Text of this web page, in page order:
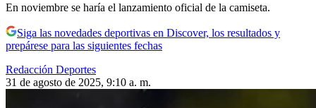
En noviembre se haría el lanzamiento oficial de la camiseta.
Siga las novedades deportivas en Discover, los resultados y
prepárese para las siguientes fechas
Redacción Deportes
31 de agosto de 2025, 9:10 a. m.